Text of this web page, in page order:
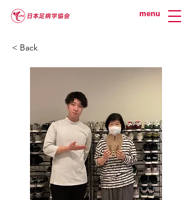
menu
< Back